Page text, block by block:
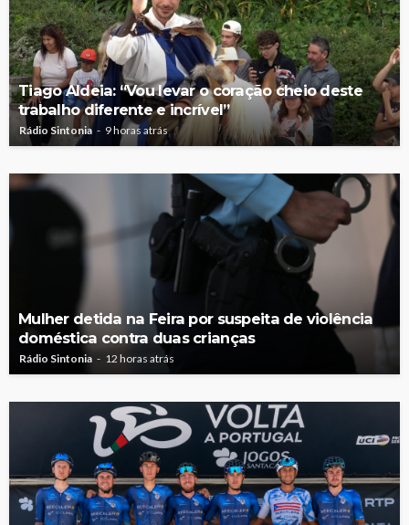
Tiago Aldeia: “Vou levar o coração cheio deste
trabalho diferente e incrível”
Rádio Sintonia 9 horas atrás
Mulher detida na Feira por suspeita de violência
doméstica contra duas crianças
Rádio Sintonia 12 horas atrás